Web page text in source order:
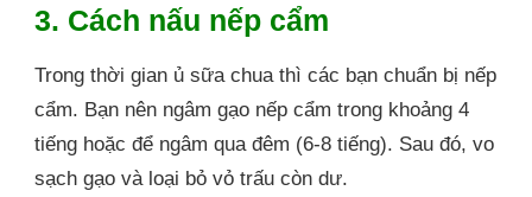
3. Cách nấu nếp cẩm
Trong thời gian ủ sữa chua thì các bạn chuẩn bị nếp
cẩm. Bạn nên ngâm gạo nếp cẩm trong khoảng 4
tiếng hoặc để ngâm qua đêm (6-8 tiếng). Sau đó, vo
sạch gạo và loại bỏ vỏ trấu còn dư.